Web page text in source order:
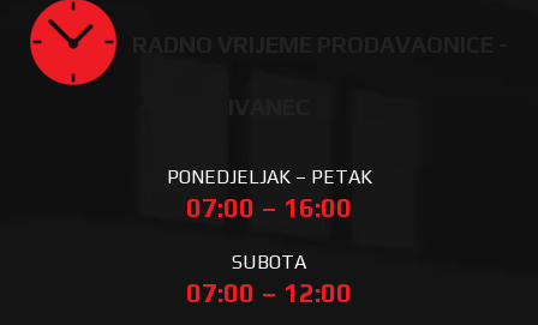
PONEDJELJAK – PETAK
07:00 – 16:00
SUBOTA
07:00 – 12:00